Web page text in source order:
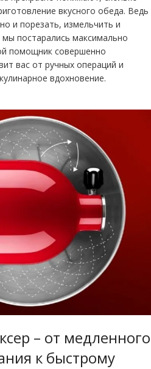
вкусного обеда. Ведь
и порезать, измельчить и
постарались максимально
помощник совершенно
вас от ручных операций и
вдохновение.
– от медленного
к быстрому